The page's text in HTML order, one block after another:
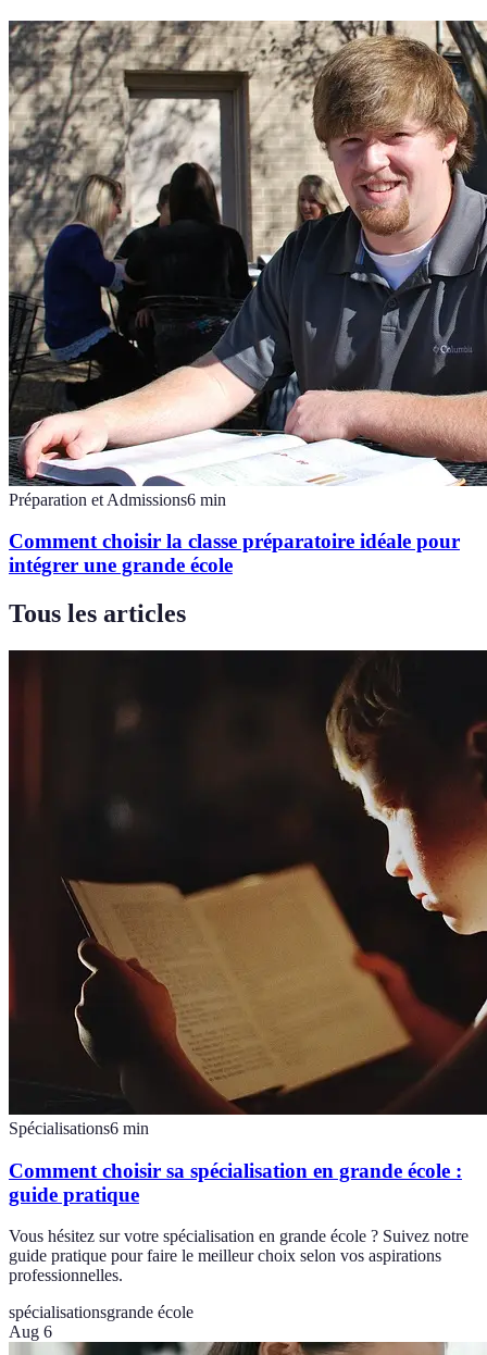
Préparation et Admissions6 min
Comment choisir la classe préparatoire idéale pour
intégrer une grande école
Tous les articles
Spécialisations6 min
Comment choisir sa spécialisation en grande école :
guide pratique
Vous hésitez sur votre spécialisation en grande école ? Suivez notre
guide pratique pour faire le meilleur choix selon vos aspirations
professionnelles.
spécialisationsgrande école
Aug 6